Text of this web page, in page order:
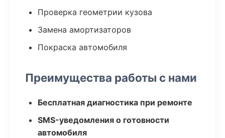
Проверка геометрии кузова
Замена амортизаторов
Покраска автомобиля
Преимущества работы с нами
Бесплатная диагностика при ремонте
SMS-уведомления о готовности
автомобиля